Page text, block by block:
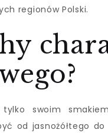
regionów Polski.
swoim
od jasnożółtego